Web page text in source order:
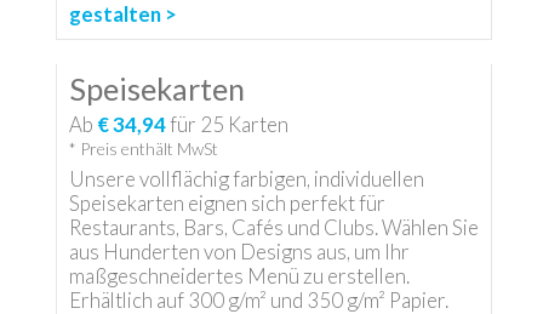
gestalten >
Speisekarten
Ab € 34,94für 25 Karten
* Preis enthält MwSt
Unsere vollflächig farbigen, individuellen
Speisekarten eignen sich perfekt für
Restaurants, Bars, Cafés und Clubs. Wählen Sie
aus Hunderten von Designs aus, um Ihr
maßgeschneidertes Menü zu erstellen.
Erhältlich auf 300 g/m² und 350 g/m² Papier.